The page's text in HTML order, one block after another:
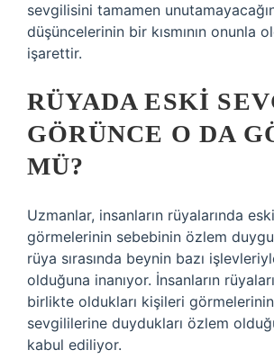
sevgilisini tamamen
düşüncelerinin bir kısmının onunla
işarettir.
RÜYADA ESKI
GÖRÜNCE O DA
MÜ?
Uzmanlar, insanların rüyalarında
görmelerinin sebebinin özlem
rüya sırasında beynin bazı
olduğuna inanıyor. İnsanların
birlikte oldukları kişileri
sevgililerine duydukları özlem
kabul ediliyor.